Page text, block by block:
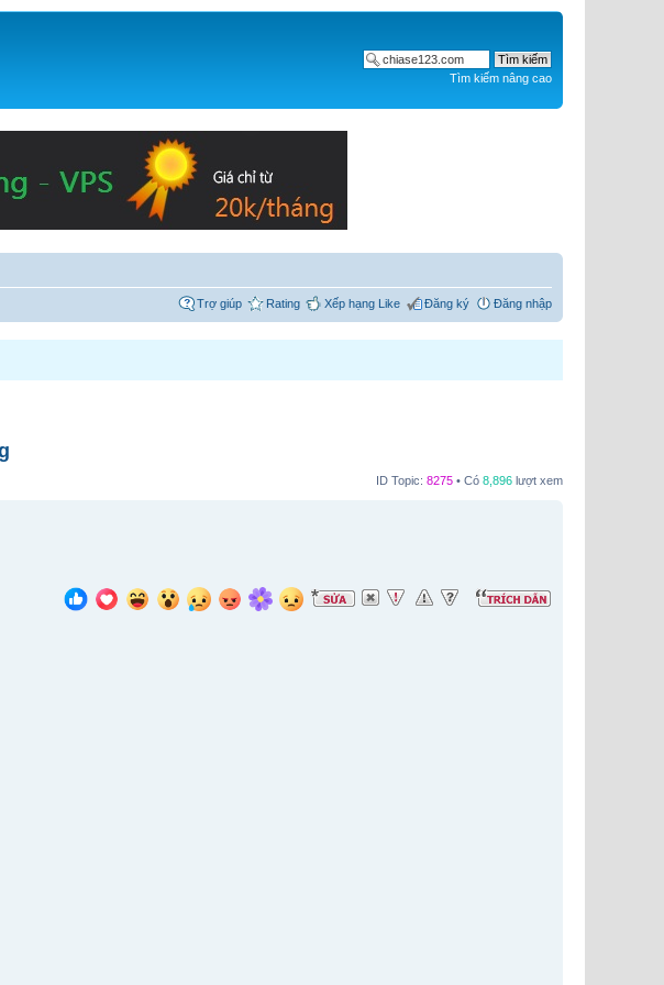
Tìm kiếm nâng cao
Trợ giúp Rating Xếp hạng Like Đăng ký Đăng nhập
ID Topic: 8275 • Có 8,896 lượt xem